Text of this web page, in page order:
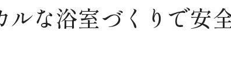
ルな浴室づくりで安